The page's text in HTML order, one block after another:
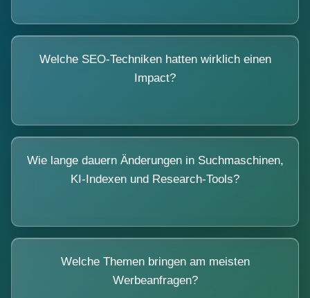
Welche SEO-Techniken hatten wirklich einen
Impact?
Wie lange dauern Änderungen in Suchmaschinen,
KI-Indexen und Research-Tools?
Welche Themen bringen am meisten
Werbeanfragen?